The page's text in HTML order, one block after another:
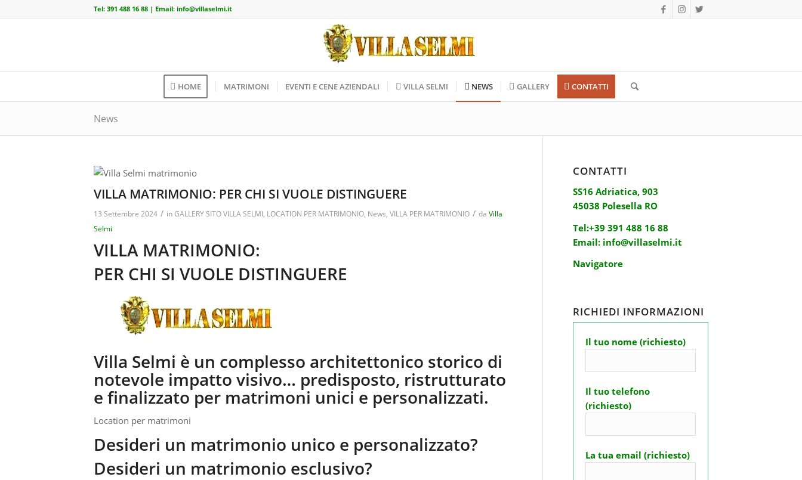
Tel: 391 488 16 88 | Email: info@villaselmi.it
HOME MATRIMONI EVENTI E CENE AZIENDALI VILLA SELMI NEWS GALLERY CONTATTI
News
VILLA MATRIMONIO: PER CHI SI VUOLE DISTINGUERE
13 Settembre 2024 / inGALLERY SITO VILLA SELMI, LOCATION PER MATRIMONIO, News, VILLA PER MATRIMONIO / da Villa
Selmi
VILLA MATRIMONIO:
PER CHI SI VUOLE DISTINGUERE
Villa Selmi è un complesso architettonico storico di
notevole impatto visivo… predisposto, ristrutturato
e finalizzato per matrimoni unici e personalizzati.
Location per matrimoni
Desideri un matrimonio unico e personalizzato?
Desideri un matrimonio esclusivo?
CONTATTI
SS16 Adriatica, 903
45038 Polesella RO
Tel:+39 391 488 16 88
Email: info@villaselmi.it
Navigatore
RICHIEDI INFORMAZIONI
Il tuo nome (richiesto)
Il tuo telefono
(richiesto)
La tua email (richiesto)